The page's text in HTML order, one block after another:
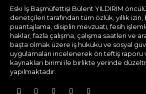
Eski İş Başmüfettişi Bülent YILDIRIM
denetçileri tarafından tüm özlük, yıllık
puantajlama, disiplin mevzuatı, fesih
haklar, fazla çalışma, çalışma saatleri ve
başta olmak üzere iş hukuku ve sosyal
uygulamaları incelenerek ön teftiş raporu
kaynakları birimi ile birlikte yerinde
yapılmaktadır.